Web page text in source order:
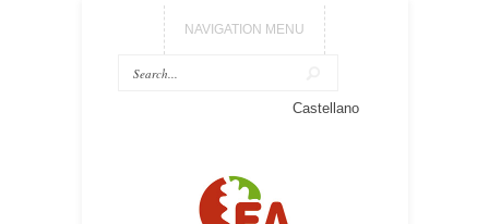
NAVIGATION MENU
Castellano